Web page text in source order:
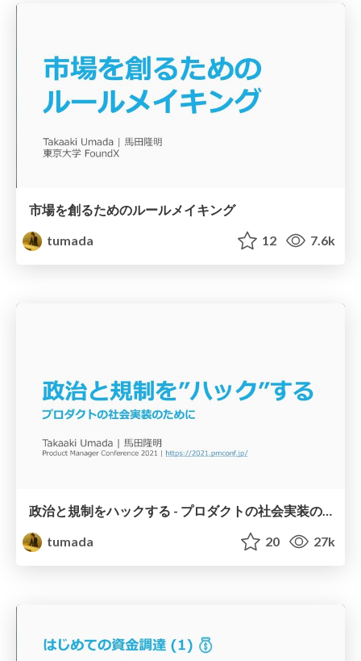
市場を創るためのルールメイキング
tumada
12 7.6k
政治と規制をハックする - プロダクトの社会実装のために
tumada
20 27k